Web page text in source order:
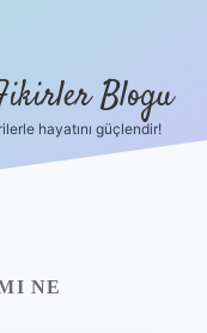
Blogu
hayatını güçlendir!
NE